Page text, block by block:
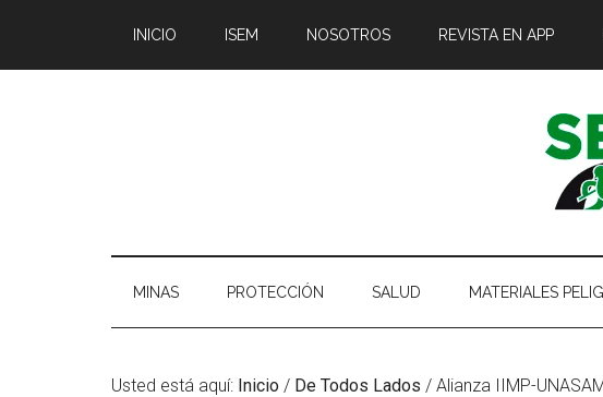
contenido
secondary
la
pie
INICIO ISEM NOSOTROS REVISTA EN APP
MINAS PROTECCIÓN SALUD MATERIALES
Usted está aquí: Inicio / De Todos Lados / Alianza IIMP-